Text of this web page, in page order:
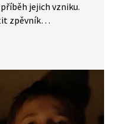
jejich vzniku.
zpěvník
do Betléma.